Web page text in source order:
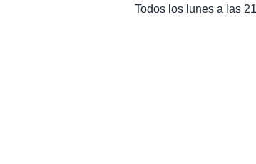
Todos los lunes a las